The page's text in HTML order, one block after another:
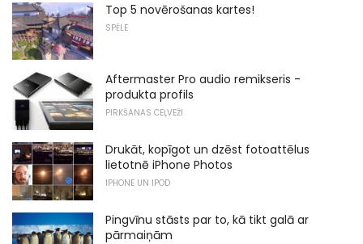
Top 5 novērošanas kartes!
SPĒLE
Aftermaster Pro audio remikseris -
produkta profils
PIRKŠANAS CEĻVEŽI
Drukāt, kopīgot un dzēst fotoattēlus
lietotnē iPhone Photos
IPHONE UN IPOD
Pingvīnu stāsts par to, kā tikt galā ar
pārmaiņām